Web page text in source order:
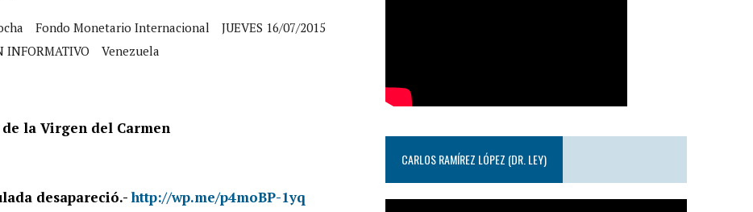
Fondo Monetario Internacional
JUEVES 16/07/2015
INFORMATIVO Venezuela
la Virgen del Carmen
desapareció.-http://wp.me/p4moBP-1yq
CARLOS RAMÍREZ LÓPEZ (DR. LEY)